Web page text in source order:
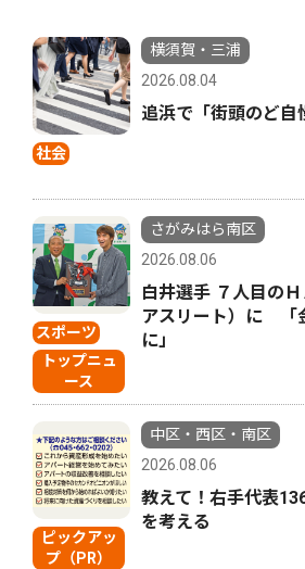
社会
横須賀・三浦
2026.08.04
追浜で「街頭のど
スポーツ
トップニュ
ース
さがみはら南区
2026.08.06
白井選手 ７人目の
アスリート）に 「
に」
ピックアッ
プ（PR）
中区・西区・南区
2026.08.06
教えて！右手代表
を考える